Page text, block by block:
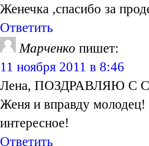
Женечка ,спасибо за
Ответить
Марченко пишет:
11 ноября 2011 в 8:46
Лена, ПОЗДРАВЛЯЮ С
Женя и вправду молодец!
интересное!
Ответить